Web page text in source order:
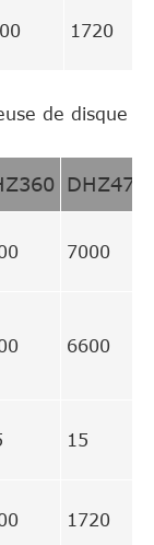
1720
de disque
DHZ470
7000
6600
15
1720